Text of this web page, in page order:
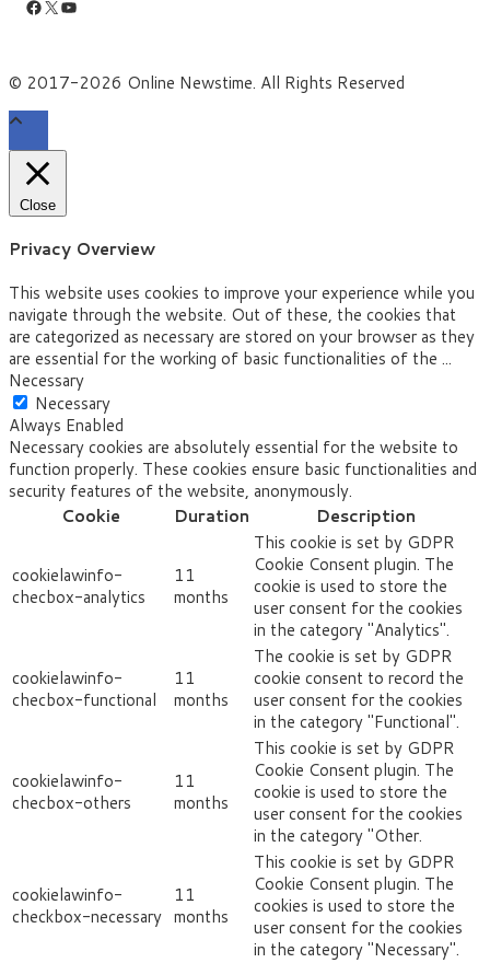
Facebook
X YouTube
© 2017-2026 Online Newstime. All Rights Reserved
Close
Privacy Overview
This website uses cookies to improve your experience while you
navigate through the website. Out of these, the cookies that
are categorized as necessary are stored on your browser as they
are essential for the working of basic functionalities of the ...
Necessary
Necessary
Always Enabled
Necessary cookies are absolutely essential for the website to
function properly. These cookies ensure basic functionalities and
security features of the website, anonymously.
Cookie
Duration Description
cookielawinfo-
checbox-analytics
11
months
This cookie is set by GDPR
Cookie Consent plugin. The
cookie is used to store the
user consent for the cookies
in the category "Analytics".
cookielawinfo-
checbox-functional
11
months
The cookie is set by GDPR
cookie consent to record the
user consent for the cookies
in the category "Functional".
cookielawinfo-
checbox-others
11
months
This cookie is set by GDPR
Cookie Consent plugin. The
cookie is used to store the
user consent for the cookies
in the category "Other.
cookielawinfo-
checkbox-necessary
11
months
This cookie is set by GDPR
Cookie Consent plugin. The
cookies is used to store the
user consent for the cookies
in the category "Necessary".